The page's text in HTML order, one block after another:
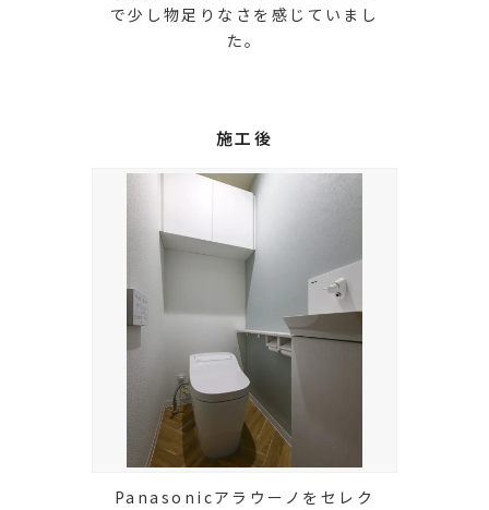
で少し物足りなさを感じていまし
た。
施工後
Panasonicアラウーノをセレク